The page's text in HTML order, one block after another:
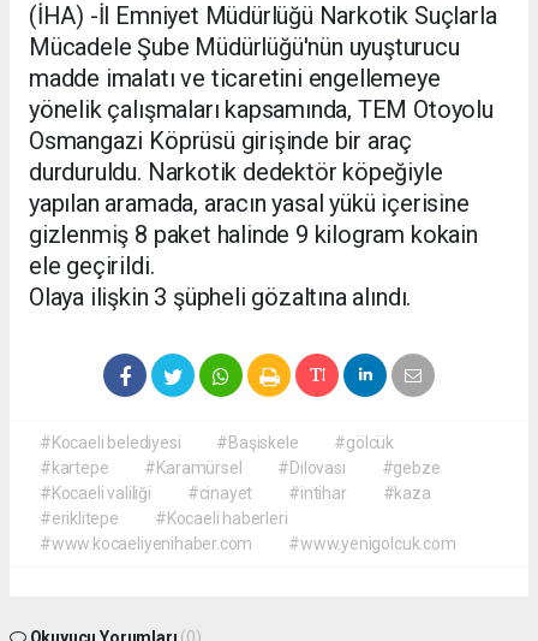
(İHA) -İl Emniyet Müdürlüğü Narkotik Suçlarla
Mücadele Şube Müdürlüğü'nün uyuşturucu
madde imalatı ve ticaretini engellemeye
yönelik çalışmaları kapsamında, TEM Otoyolu
Osmangazi Köprüsü girişinde bir araç
durduruldu. Narkotik dedektör köpeğiyle
yapılan aramada, aracın yasal yükü içerisine
gizlenmiş 8 paket halinde 9 kilogram kokain
ele geçirildi.
Olaya ilişkin 3 şüpheli gözaltına alındı.
#Kocaeli belediyesi #Başiskele
#gölcük
#kartepe
#Karamürsel #Dilovası
#gebze
#Kocaeli valiliği
#cinayet #intihar
#kaza
#eriklitepe
#Kocaeli haberleri
#www.kocaeliyenihaber.com
#www.yenigolcuk.com